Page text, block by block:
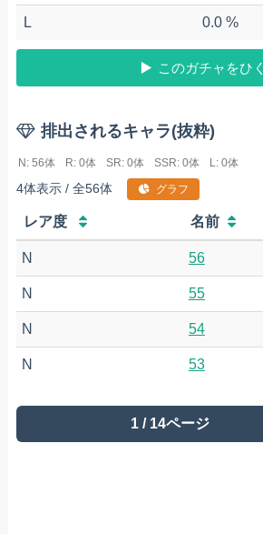
L 0.0 %
このガチャをひく
排出されるキャラ(抜粋)
N: 56体 R: 0体 SR: 0体 SSR: 0体 L: 0体
4体表示 / 全56体 グラフ
レア度 名前
N 56
N 55
N 54
N 53
1 / 14ページ